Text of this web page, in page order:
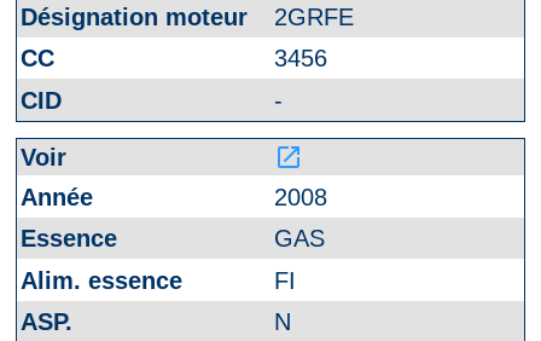
2GRFE
3456
-
launch
2008
GAS
FI
N